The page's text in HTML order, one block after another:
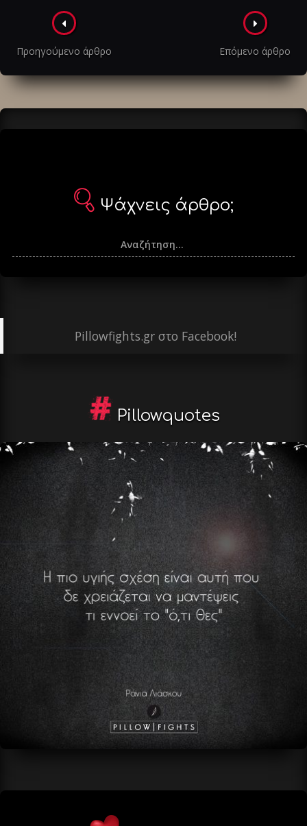
Πλοήγηση
στα
άρθρα
Προηγούμενο άρθρο Επόμενο άρθρο
Ψάχνεις άρθρο;
Pillowfights.gr στο Facebook!
Pillowquotes